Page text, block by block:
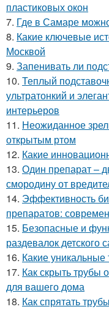
пластиковых окон
7. Где в Самаре
8. Какие ключевые
Москвой
9. Запенивать ли
10. Теплый
ультратонкий и
интерьеров
11. Неожиданное
открытым ртом
12. Какие
13. Один препарат –
смородину от
14. Эффективность
препаратов:
15. Безопасные и
раздевалок детского
16. Какие уникальные
17. Как скрыть трубы
для вашего дома
18. Как спрятать